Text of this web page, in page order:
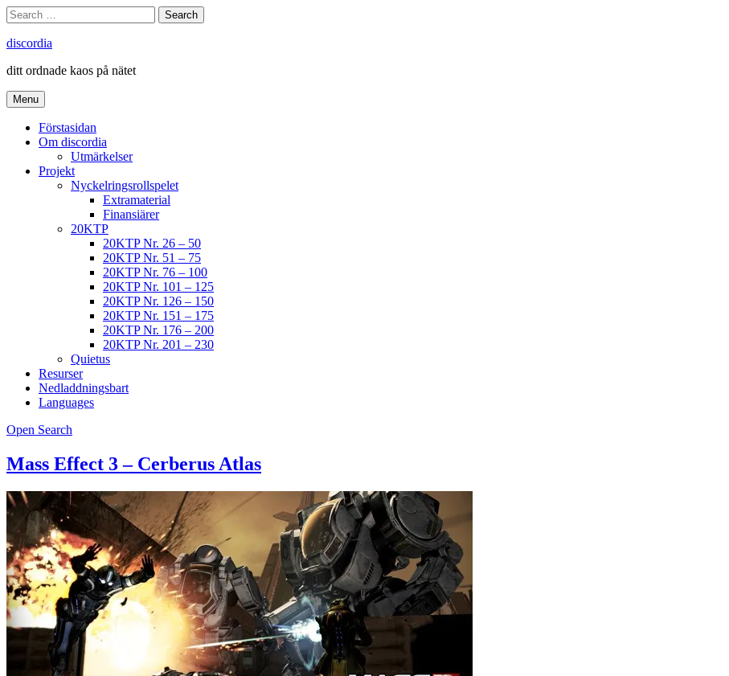
Skip
to
content
Search
Search
for:
discordia
ditt ordnade kaos på nätet
Menu
Förstasidan
Om discordia
Utmärkelser
Projekt
Nyckelringsrollspelet
Extramaterial
Finansiärer
20KTP
20KTP Nr. 26 – 50
20KTP Nr. 51 – 75
20KTP Nr. 76 – 100
20KTP Nr. 101 – 125
20KTP Nr. 126 – 150
20KTP Nr. 151 – 175
20KTP Nr. 176 – 200
20KTP Nr. 201 – 230
Quietus
Resurser
Nedladdningsbart
Languages
Open Search
Mass Effect 3 – Cerberus Atlas